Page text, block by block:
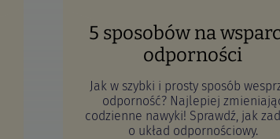
5 sposobów na
odporności
Jak w szybki i prosty sposób
odporność? Najlepiej
codzienne nawyki! Sprawdź, jak
o układ odpornościowy.